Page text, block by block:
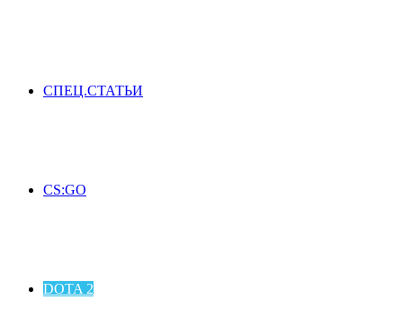
СПЕЦ.СТАТЬИ
CS:GO
DOTA 2